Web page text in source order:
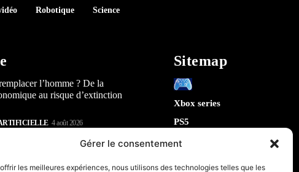
Gérer le consentement
les meilleures expériences, nous utilisons des technologies telles que les
Robotique Science
l’homme ? De la
au risque d’extinction
4 août 2026
Smart Play : 5 révélations sur la
écran) qui arrive en 2026
2026
Sitemap
Xbox series
PS5
Switch